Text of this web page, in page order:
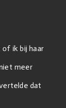
of ik bij haar
meer
dat